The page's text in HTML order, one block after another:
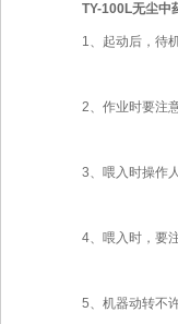
TY-100L无尘中
1、起动后，待机
2、作业时要注意
3、喂入时操作人
4、喂入时，要注
5、机器动转不许